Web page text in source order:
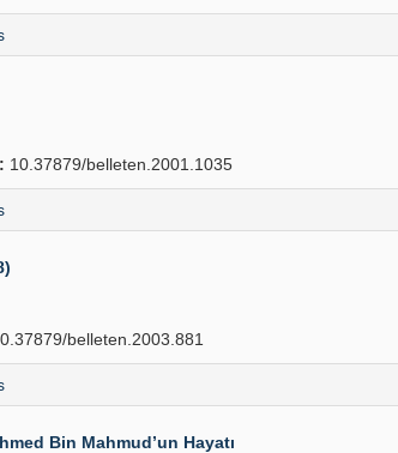
10.37879/belleten.2001.1035
belleten.2003.881
Bin Mahmud’un Hayatı